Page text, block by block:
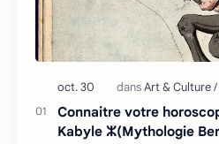
Connaitre votre
Kabyle ⵣ(Mythologie